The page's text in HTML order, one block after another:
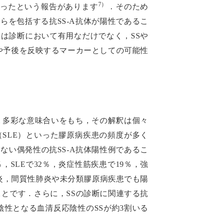
たという報告があります7）
．そのため
を包括する抗SS-A抗体が陽性であるこ
診断において有用なだけでなく，SSや
後を反映するマーカーとしての可能性
彩な意味合いをもち，その解釈は個々
）といった膠原病疾患の頻度が多く
い偶発性の抗SS-A抗体陽性例であるこ
SLEで32％，炎症性筋疾患で19％，強
間質性肺炎や未分類膠原病疾患でも陽
とです．さらに，SSの診断に関連する抗
となる血清反応陰性のSSが約3割いる